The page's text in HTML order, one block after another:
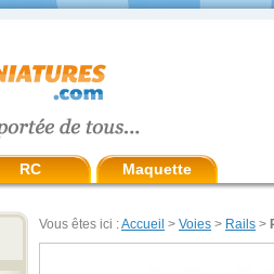
RC Maquette
Vous êtes ici :Accueil > Voies > Rails >